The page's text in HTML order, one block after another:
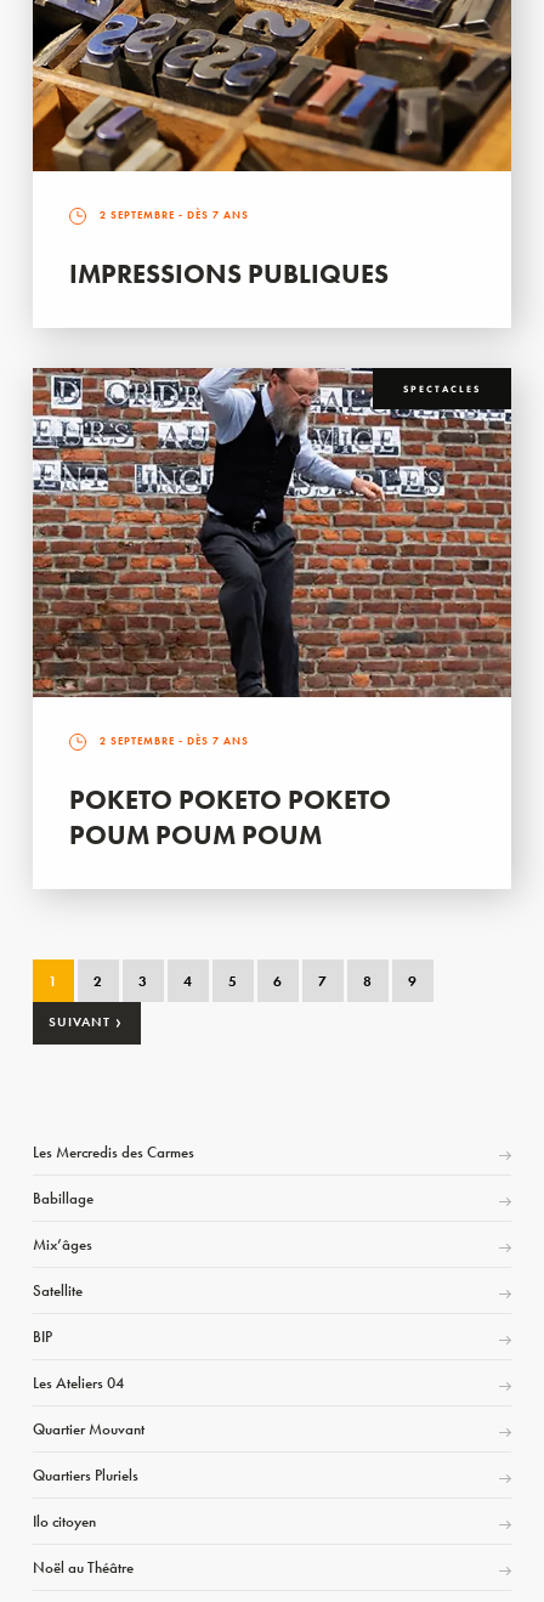
2 SEPTEMBRE - DÈS 7 ANS
IMPRESSIONS PUBLIQUES
SPECTACLES
2 SEPTEMBRE - DÈS 7 ANS
POKETO POKETO POKETO
POUM POUM POUM
1 2 3 4 5 6 7 8 9
SUIVANT ›
Les Mercredis des Carmes
Babillage
Mix’âges
Satellite
BIP
Les Ateliers 04
Quartier Mouvant
Quartiers Pluriels
Ilo citoyen
Noël au Théâtre